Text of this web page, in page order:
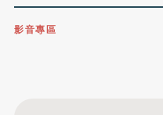
影音專區